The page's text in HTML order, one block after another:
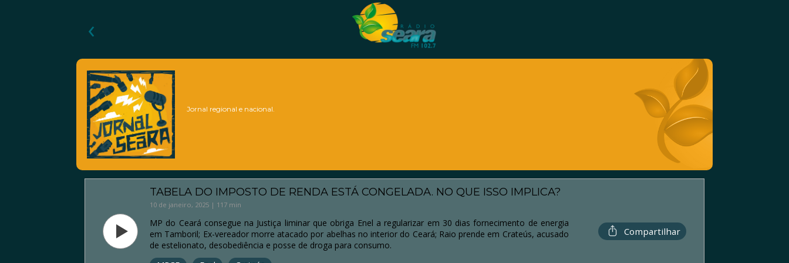
‹
Jornal regional e nacional.
TABELA DO IMPOSTO DE RENDA ESTÁ CONGELADA. NO QUE ISSO IMPLICA?
10 de janeiro, 2025 | 117 min
MP do Ceará consegue na Justiça liminar que obriga Enel a regularizar em 30 dias fornecimento de energia
em Tamboril; Ex-vereador morre atacado por abelhas no interior do Ceará; Raio prende em Crateús, acusado
de estelionato, desobediência e posse de droga para consumo.
Compartilhar